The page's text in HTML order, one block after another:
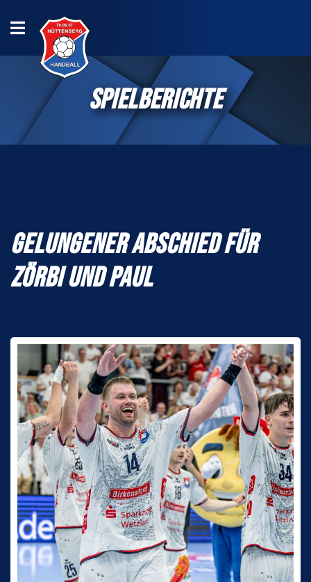
SPIELBERICHTE
GELUNGENER ABSCHIED FÜR
ZÖRBI UND PAUL